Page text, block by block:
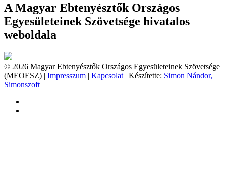
A Magyar Ebtenyésztők Országos
Egyesületeinek Szövetsége hivatalos
weboldala
© 2026 Magyar Ebtenyésztők Országos Egyesületeinek Szövetsége
(MEOESZ) | Impresszum | Kapcsolat | Készítette: Simon Nándor,
Simonszoft